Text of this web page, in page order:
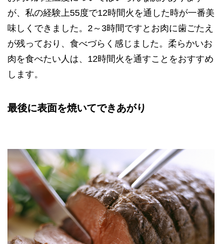
が、私の経験上55度で12時間火を通した時が一番美
味しくできました。2～3時間ですとお肉に歯ごたえ
が残っており、食べづらく感じました。柔らかいお
肉を食べたい人は、12時間火を通すことをおすすめ
します。
最後に表面を焼いてできあがり